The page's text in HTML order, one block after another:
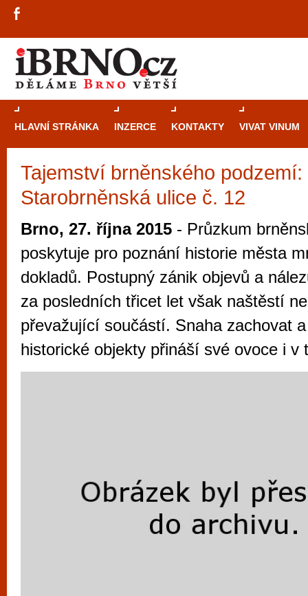
HLAVNÍ STRÁNKA INZERCE KONTAKTY VIVAT VINUM
Tajemství brněnského podzemí:
Starobrněnská ulice č. 12
Brno, 27. října 2015 - Průzkum
poskytuje pro poznání historie města
dokladů. Postupný zánik objevů a
za posledních třicet let však naštěstí
převažující součástí. Snaha zachovat
historické objekty přináší své ovoce i v
Průvodce
Brně: Od
Brno je
zajímavé
restaurace,
Mimo jiné je ale také místem, kde si
vyzkoušet různé kasinové hry. V
metropoli naleznete širokou nabídku her
po moderní automaty jak pro pravidelné
příležitostné hráče. V...